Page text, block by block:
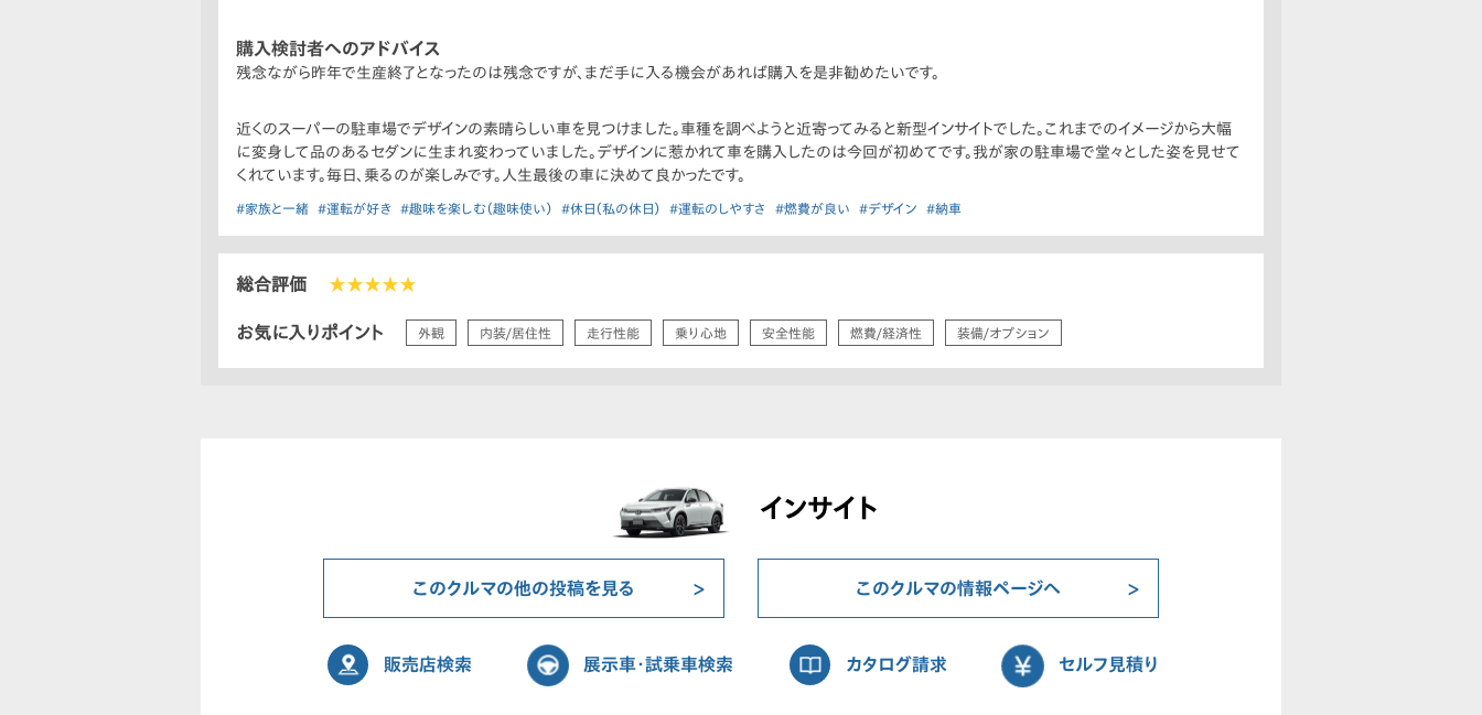
購入検討者へのアドバイス
残念ながら昨年で生産終了となったのは残念ですが、まだ手に入る機会があれば購入を是非勧めたいです。
近くのスーパーの駐車場でデザインの素晴らしい車を見つけました。車種を調べようと近寄ってみると新型インサイトでした。これまでのイメージから大幅
に変身して品のあるセダンに生まれ変わっていました。デザインに惹かれて車を購入したのは今回が初めてです。我が家の駐車場で堂々とした姿を見せて
くれています。毎日、乗るのが楽しみです。人生最後の車に決めて良かったです。
#家族と一緒 #運転が好き #趣味を楽しむ（趣味使い） #休日（私の休日） #運転のしやすさ #燃費が良い #デザイン #納車
総合評価 ★★★★★
お気に入りポイント 外観 内装/居住性 走行性能 乗り心地 安全性能 燃費/経済性 装備/オプション
インサイト
このクルマの他の投稿を見る このクルマの情報ページへ
販売店検索 展示車・試乗車検索 カタログ請求 セルフ見積り